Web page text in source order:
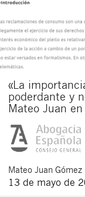
«La
poderdante y
Mateo Juan
Mateo Juan Gómez
13 de mayo de